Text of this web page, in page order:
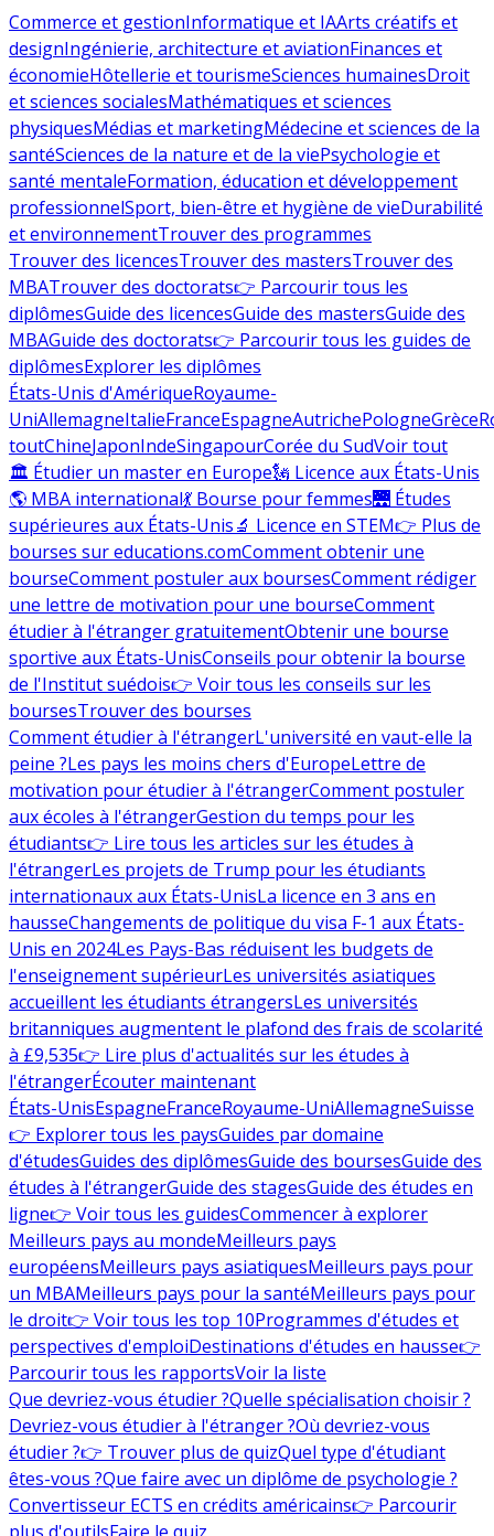
Commerce et gestionInformatique et IAArts créatifs et
designIngénierie, architecture et aviationFinances et
économieHôtellerie et tourismeSciences humainesDroit
et sciences socialesMathématiques et sciences
physiquesMédias et marketingMédecine et sciences de la
santéSciences de la nature et de la viePsychologie et
santé mentaleFormation, éducation et développement
professionnelSport, bien-être et hygiène de vieDurabilité
et environnementTrouver des programmes
Trouver des licencesTrouver des mastersTrouver des
MBATrouver des doctorats👉 Parcourir tous les
diplômesGuide des licencesGuide des mastersGuide des
MBAGuide des doctorats👉 Parcourir tous les guides de
diplômesExplorer les diplômes
États-Unis d'AmériqueRoyaume-
UniAllemagneItalieFranceEspagneAutrichePologneGrèce
toutChineJaponIndeSingapourCorée du SudVoir tout
🏛 Étudier un master en Europe🗽 Licence aux États-Unis
🌎 MBA international💃 Bourse pour femmes🌉 Études
supérieures aux États-Unis🔬 Licence en STEM👉 Plus de
bourses sur educations.comComment obtenir une
bourseComment postuler aux boursesComment rédiger
une lettre de motivation pour une bourseComment
étudier à l'étranger gratuitementObtenir une bourse
sportive aux États-UnisConseils pour obtenir la bourse
de l'Institut suédois👉 Voir tous les conseils sur les
boursesTrouver des bourses
Comment étudier à l'étrangerL'université en vaut-elle la
peine ?Les pays les moins chers d'EuropeLettre de
motivation pour étudier à l'étrangerComment postuler
aux écoles à l'étrangerGestion du temps pour les
étudiants👉 Lire tous les articles sur les études à
l'étrangerLes projets de Trump pour les étudiants
internationaux aux États-UnisLa licence en 3 ans en
hausseChangements de politique du visa F-1 aux États-
Unis en 2024Les Pays-Bas réduisent les budgets de
l'enseignement supérieurLes universités asiatiques
accueillent les étudiants étrangersLes universités
britanniques augmentent le plafond des frais de scolarité
à £9,535👉 Lire plus d'actualités sur les études à
l'étrangerÉcouter maintenant
États-UnisEspagneFranceRoyaume-UniAllemagneSuisse
👉 Explorer tous les paysGuides par domaine
d'étudesGuides des diplômesGuide des boursesGuide des
études à l'étrangerGuide des stagesGuide des études en
ligne👉 Voir tous les guidesCommencer à explorer
Meilleurs pays au mondeMeilleurs pays
européensMeilleurs pays asiatiquesMeilleurs pays pour
un MBAMeilleurs pays pour la santéMeilleurs pays pour
le droit👉 Voir tous les top 10Programmes d'études et
perspectives d'emploiDestinations d'études en hausse👉
Parcourir tous les rapportsVoir la liste
Que devriez-vous étudier ?Quelle spécialisation choisir ?
Devriez-vous étudier à l'étranger ?Où devriez-vous
étudier ?👉 Trouver plus de quizQuel type d'étudiant
êtes-vous ?Que faire avec un diplôme de psychologie ?
Convertisseur ECTS en crédits américains👉 Parcourir